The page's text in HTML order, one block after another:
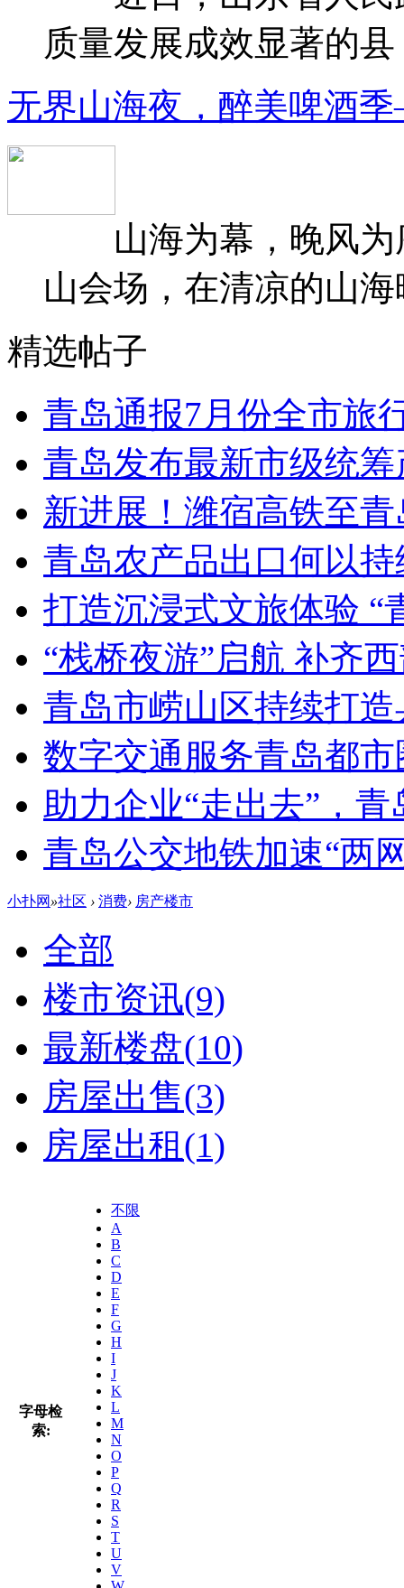
质量发展成效显著的
无界山海夜，醉美啤酒
山海为幕，晚风为
山会场，在清凉的山
精选帖子
青岛通报7月份全市旅
青岛发布最新市级统
新进展！潍宿高铁至
青岛农产品出口何以持
打造沉浸式文旅体验 “
“栈桥夜游”启航 补齐
青岛市崂山区持续打
数字交通服务青岛都
助力企业“走出去”，
青岛公交地铁加速“两
小扑网 »社区 › 消费› 房产楼市
全部
楼市资讯(9)
最新楼盘(10)
房屋出售(3)
房屋出租(1)
字母检
索:
不限
A
B
C
D
E
F
G
H
I
J
K
L
M
N
O
P
Q
R
S
T
U
V